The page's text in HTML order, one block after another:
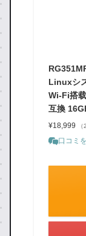
Linuxシ
Wi-Fi搭
互換
¥18,999
口コミ